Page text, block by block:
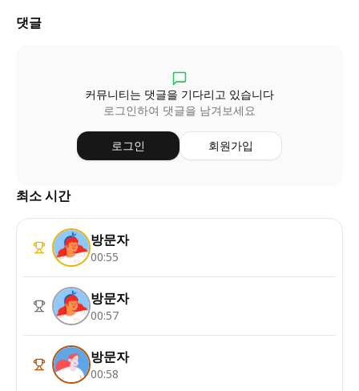
댓글
커뮤니티는 댓글을 기다리고 있습니다
로그인하여 댓글을 남겨보세요
로그인 회원가입
최소 시간
방문자
00:55
방문자
00:57
방문자
00:58